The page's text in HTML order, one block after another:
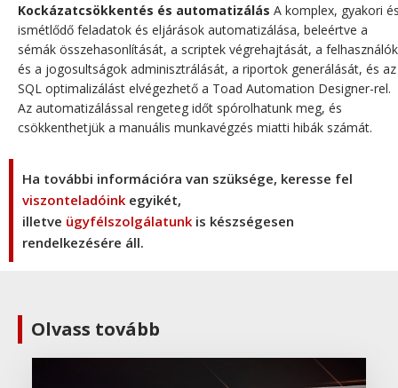
Kockázatcsökkentés és automatizálás A komplex, gyakori
ismétlődő feladatok és eljárások automatizálása, beleértve a
sémák összehasonlítását, a scriptek végrehajtását, a felhasználók
és a jogosultságok adminisztrálását, a riportok generálását, és az
SQL optimalizálást elvégezhető a Toad Automation Designer-rel.
Az automatizálással rengeteg időt spórolhatunk meg, és
csökkenthetjük a manuális munkavégzés miatti hibák számát.
Ha további információra van szüksége, keresse fel
viszonteladóink egyikét,
illetve ügyfélszolgálatunk is készségesen
rendelkezésére áll.
Olvass tovább